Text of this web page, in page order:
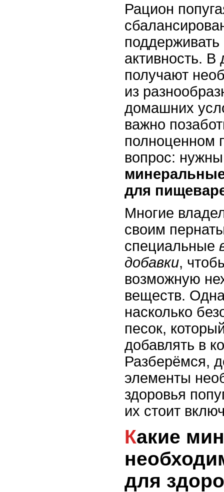
Рацион
поддерживать
активность.
получают
из
домашних
важно
полноценном
вопрос:
для
Многие
своим
специальные
добавки,
возможную
веществ.
насколько
песок,
добавлять в
Разберёмся,
элементы
здоровья
их стоит
Какие минералы
для